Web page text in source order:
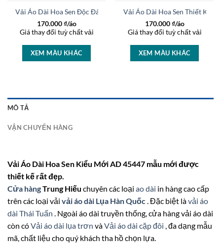
Vải Áo Dài Hoa Sen Độc Đáo AD 46400
170.000₫/áo
Giá thay đổi tuỳ chất vải
XEM MÀU KHÁC
Vải Áo Dài Hoa Sen Thiết Kế
170.000₫/áo
Giá thay đổi tuỳ chất vải
XEM MÀU KHÁC
27168
MÔ TẢ
VẬN CHUYỂN HÀNG
Vải Áo Dài Hoa Sen Kiểu Mới AD 45447 mẫu mới được
thiết kế rất đẹp.
Cửa hàngTrung Hiếu chuyên các loại ao dài in hàng cao cấp
trên các loại vải vải áo dài Lụa Hàn Quốc . Đặc biệt làvải áo
dài Thái Tuấn . Ngoài áo dài truyền thống, cửa hàng vải áo dài
còn cóVải áo dài lụa trơn vàVải áo dài cặp đôi , đa dạng mẫu
mã, chất liệu cho quý khách tha hồ chọn lựa.